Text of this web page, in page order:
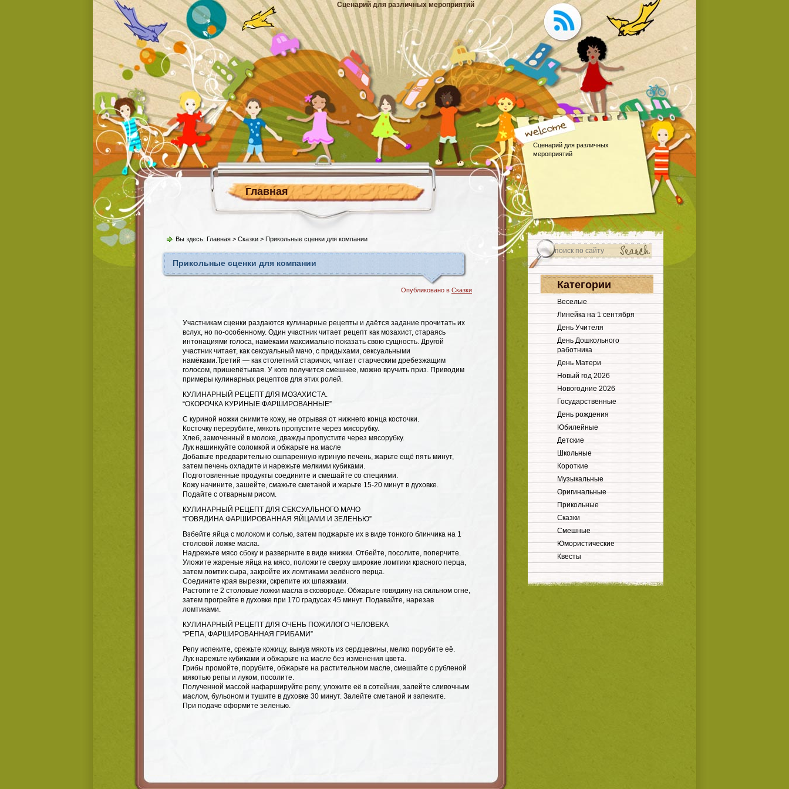
Сценарий для различных мероприятий
Главная
Сценарий для различных
мероприятий
Вы здесь: Главная > Сказки > Прикольные сценки для компании
Прикольные сценки для компании
Опубликовано в Сказки
Участникам сценки раздаются кулинарные рецепты и даётся задание прочитать их
вслух, но по-особенному. Один участник читает рецепт как мозахист, стараясь
интонациями голоса, намёками максимально показать свою сущность. Другой
участник читает, как сексуальный мачо, с придыхами, сексуальными
намёками.Третий — как столетний старичок, читает старческим дребезжащим
голосом, пришепётывая. У кого получится смешнее, можно вручить приз. Приводим
примеры кулинарных рецептов для этих ролей.
КУЛИНАРНЫЙ РЕЦЕПТ ДЛЯ МОЗАХИСТА.
“ОКОРОЧКА КУРИНЫЕ ФАРШИРОВАННЫЕ”
С куриной ножки снимите кожу, не отрывая от нижнего конца косточки.
Косточку перерубите, мякоть пропустите через мясорубку.
Хлеб, замоченный в молоке, дважды пропустите через мясорубку.
Лук нашинкуйте соломкой и обжарьте на масле
Добавьте предварительно ошпаренную куриную печень, жарьте ещё пять минут,
затем печень охладите и нарежьте мелкими кубиками.
Подготовленные продукты соедините и смешайте со специями.
Кожу начините, зашейте, смажьте сметаной и жарьте 15-20 минут в духовке.
Подайте с отварным рисом.
КУЛИНАРНЫЙ РЕЦЕПТ ДЛЯ СЕКСУАЛЬНОГО МАЧО
“ГОВЯДИНА ФАРШИРОВАННАЯ ЯЙЦАМИ И ЗЕЛЕНЬЮ”
Взбейте яйца с молоком и солью, затем поджарьте их в виде тонкого блинчика на 1
столовой ложке масла.
Надрежьте мясо сбоку и разверните в виде книжки. Отбейте, посолите, поперчите.
Уложите жареные яйца на мясо, положите сверху широкие ломтики красного перца,
затем ломтик сыра, закройте их ломтиками зелёного перца.
Соедините края вырезки, скрепите их шпажками.
Растопите 2 столовые ложки масла в сковороде. Обжарьте говядину на сильном огне,
затем прогрейте в духовке при 170 градусах 45 минут. Подавайте, нарезав
ломтиками.
КУЛИНАРНЫЙ РЕЦЕПТ ДЛЯ ОЧЕНЬ ПОЖИЛОГО ЧЕЛОВЕКА
“РЕПА, ФАРШИРОВАННАЯ ГРИБАМИ”
Репу испеките, срежьте кожицу, вынув мякоть из сердцевины, мелко порубите её.
Лук нарежьте кубиками и обжарьте на масле без изменения цвета.
Грибы промойте, порубите, обжарьте на растительном масле, смешайте с рубленой
мякотью репы и луком, посолите.
Полученной массой нафаршируйте репу, уложите её в сотейник, залейте сливочным
маслом, бульоном и тушите в духовке 30 минут. Залейте сметаной и запеките.
При подаче оформите зеленью.
Категории
Веселые
Линейка на 1 сентября
День Учителя
День Дошкольного
работника
День Матери
Новый год 2026
Новогодние 2026
Государственные
День рождения
Юбилейные
Детские
Школьные
Короткие
Музыкальные
Оригинальные
Прикольные
Сказки
Смешные
Юмористические
Квесты